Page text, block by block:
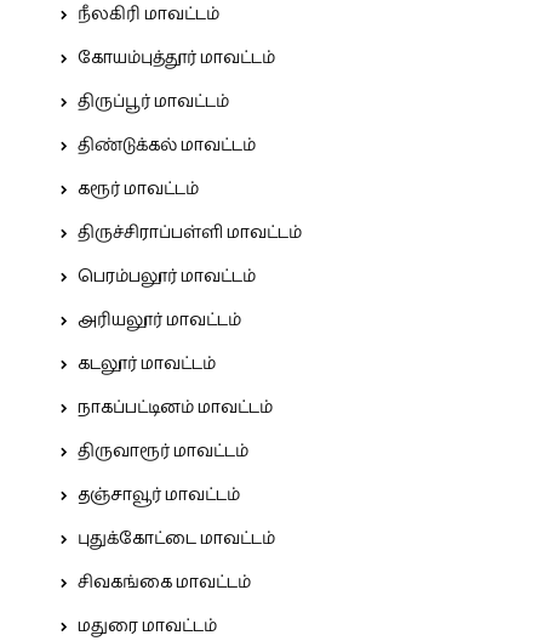
நீலகிரி மாவட்டம்
கோயம்புத்தூர் மாவட்டம்
திருப்பூர் மாவட்டம்
திண்டுக்கல் மாவட்டம்
கரூர் மாவட்டம்
திருச்சிராப்பள்ளி மாவட்டம்
பெரம்பலூர் மாவட்டம்
அரியலூர் மாவட்டம்
கடலூர் மாவட்டம்
நாகப்பட்டினம் மாவட்டம்
திருவாரூர் மாவட்டம்
தஞ்சாவூர் மாவட்டம்
புதுக்கோட்டை மாவட்டம்
சிவகங்கை மாவட்டம்
மதுரை மாவட்டம்